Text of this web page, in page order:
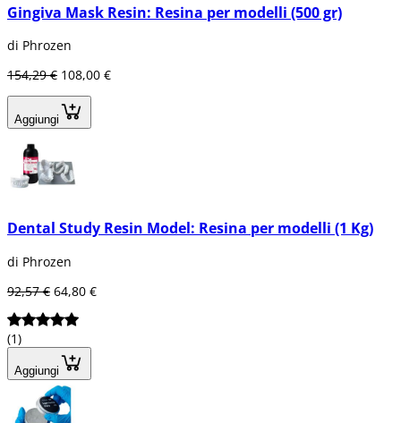
Gingiva Mask Resin: Resina per modelli (500 gr)
di Phrozen
154,29 € 108,00 €
Aggiungi
Dental Study Resin Model: Resina per modelli (1 Kg)
di Phrozen
92,57 € 64,80 €
(1)
Aggiungi